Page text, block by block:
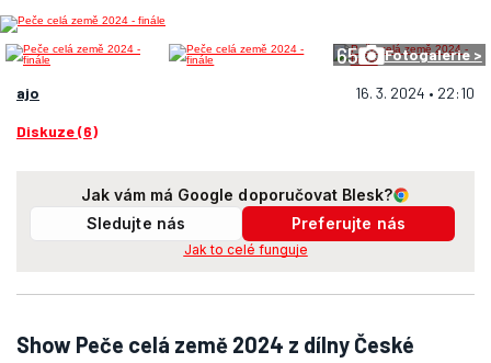
65 Fotogalerie >
ajo 16. 3. 2024 • 22:10
Diskuze (6)
Jak vám má Google doporučovat Blesk?
Sledujte nás
Preferujte nás
Jak to celé funguje
Show Peče celá země 2024 z dílny České